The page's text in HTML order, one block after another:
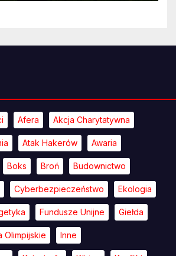
Afera Akcja Charytatywna
Atak Hakerów Awaria
Boks Broń Budownictwo
Cyberbezpieczeństwo Ekologia
Fundusze Unijne Giełda
Olimpijskie Inne